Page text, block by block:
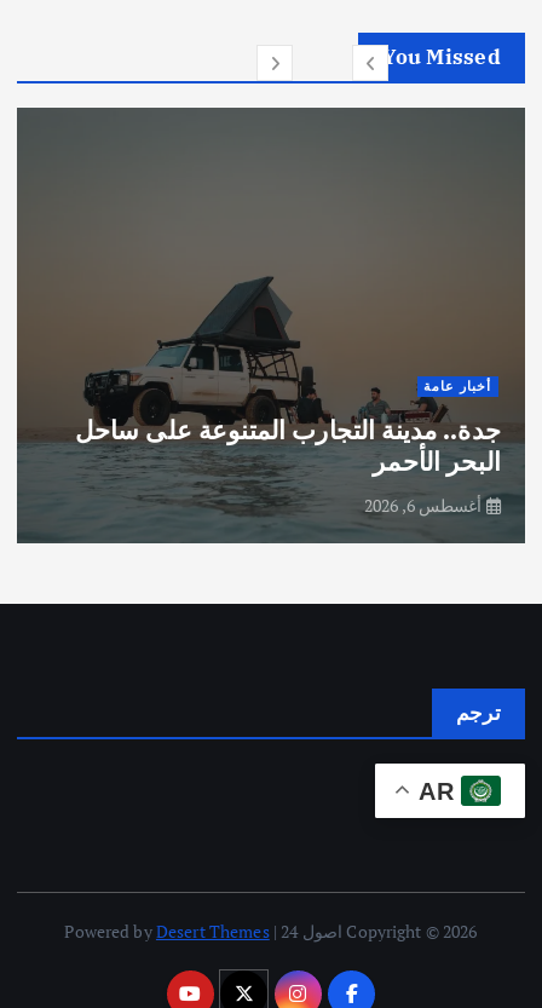
You Missed
أخبار عامة
جدة.. مدينة التجارب المتنوعة على ساحل
البحر الأحمر
أغسطس 6, 2026
ترجم
AR
Copyright © 2026 اصول 24 | Powered by Desert Themes